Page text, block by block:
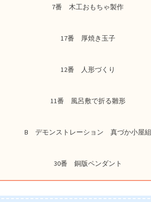
7番 木工おもちゃ製作
17番 厚焼き玉子
12番 人形づくり
11番 風呂敷で折る雛形
B デモンストレーション 真づか小屋組
30番 銅版ペンダント